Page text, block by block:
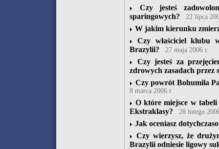
Czy jesteś
sparingowych?
22 lipca
W jakim kierunku
Czy właściciel klubu
Brazylii?
27 maja 2006 r.
Czy jesteś za
zdrowych zasadach przez
Czy powrót Bohumila
8 marca 2006 r.
O które miejsce w
Ekstraklasy?
28 lutego
Jak oceniasz
Czy wierzysz, że
Brazylii odniesie ligowy